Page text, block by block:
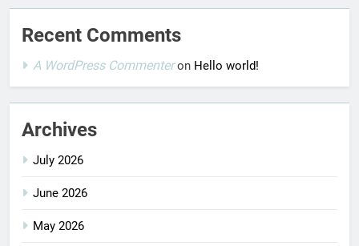
Recent Comments
A WordPress Commenteron Hello world!
Archives
July 2026
June 2026
May 2026